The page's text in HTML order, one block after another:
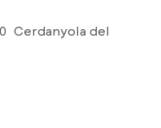
Cerdanyola del